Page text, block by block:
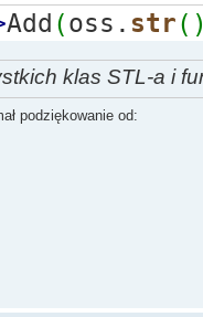
Add (oss. str(
klas STL-a i
podziękowanie od: